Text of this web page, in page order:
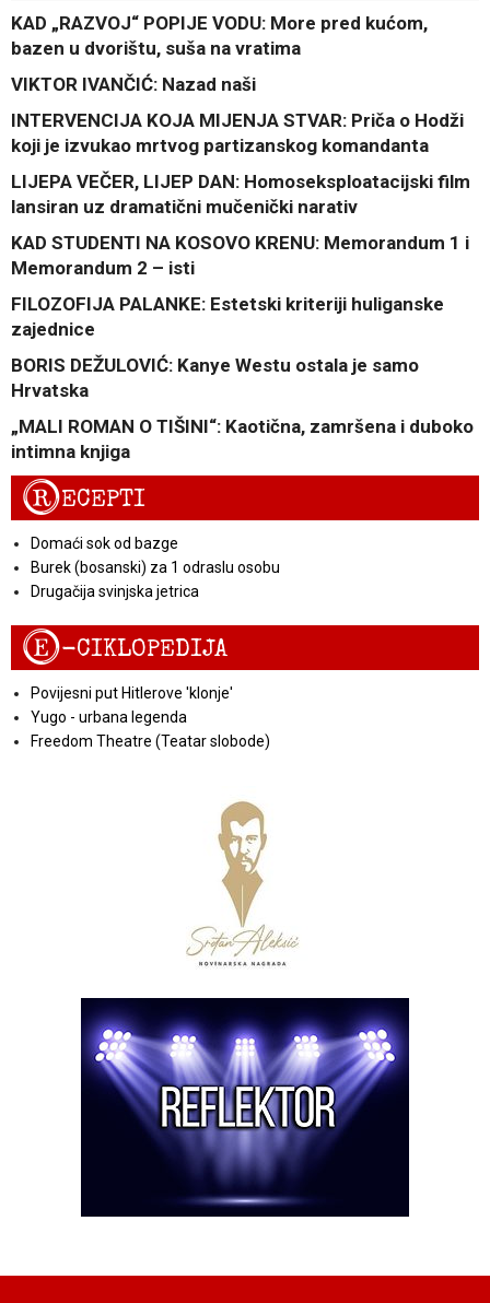
KAD „RAZVOJ“ POPIJE VODU: More pred kućom,
bazen u dvorištu, suša na vratima
VIKTOR IVANČIĆ: Nazad naši
INTERVENCIJA KOJA MIJENJA STVAR: Priča o Hodži
koji je izvukao mrtvog partizanskog komandanta
LIJEPA VEČER, LIJEP DAN: Homoseksploatacijski film
lansiran uz dramatični mučenički narativ
KAD STUDENTI NA KOSOVO KRENU: Memorandum 1 i
Memorandum 2 – isti
FILOZOFIJA PALANKE: Estetski kriteriji huliganske
zajednice
BORIS DEŽULOVIĆ: Kanye Westu ostala je samo
Hrvatska
„MALI ROMAN O TIŠINI“: Kaotična, zamršena i duboko
intimna knjiga
RECEPTI
Domaći sok od bazge
Burek (bosanski) za 1 odraslu osobu
Drugačija svinjska jetrica
E-CIKLOPEDIJA
Povijesni put Hitlerove 'klonje'
Yugo - urbana legenda
Freedom Theatre (Teatar slobode)